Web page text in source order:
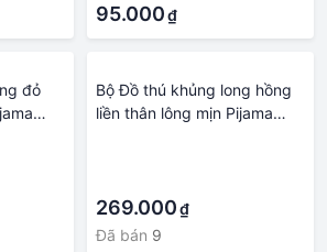
95.000₫
đỏ
Hoạt
Bộ Đồ thú khủng long hồng
liền thân lông mịn Pijama
269.000₫
Đã bán 9